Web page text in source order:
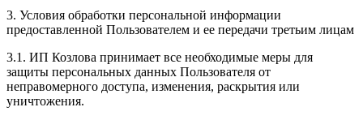
3. Условия обработки персональной информации
предоставленной Пользователем и ее передачи третьим лицам
3.1. ИП Козлова принимает все необходимые меры для
защиты персональных данных Пользователя от
неправомерного доступа, изменения, раскрытия или
уничтожения.